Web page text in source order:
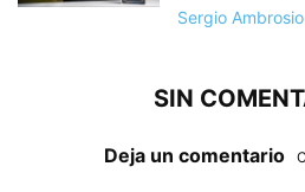
Sergio Ambrosio
SIN
Deja un comentario